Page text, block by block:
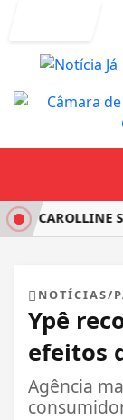
CAROLLINE
NOTÍCIAS/
Ypê
efeitos
Agência